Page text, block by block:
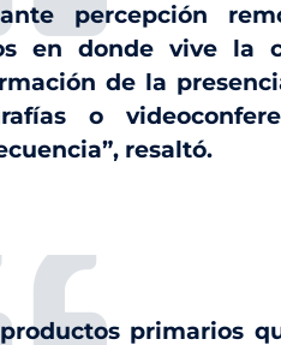
percepción
en donde vive la
de la
o
resaltó.
productos primarios